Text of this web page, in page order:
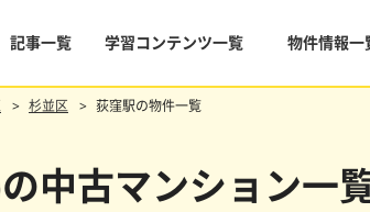
記事一覧 学習コンテンツ一覧 物件情報一
杉並区 荻窪駅の物件一覧
中古マンション一